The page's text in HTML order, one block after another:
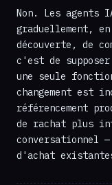
Non. Les agents
graduellement,
découverte, de
c'est de
une seule
changement est
référencement
de rachat plus
conversationnel —
d'achat